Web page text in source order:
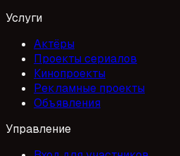
Услуги
Актёры
Проекты сериалов
Кинопроекты
Рекламные проекты
Объявления
Управление